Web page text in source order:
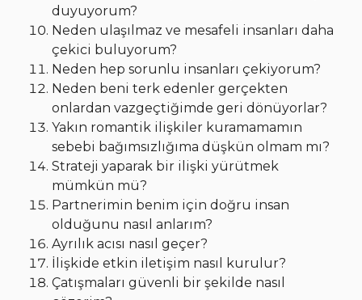
duyuyorum?
Neden ulaşılmaz ve mesafeli insanları daha
çekici buluyorum?
Neden hep sorunlu insanları çekiyorum?
Neden beni terk edenler gerçekten
onlardan vazgeçtiğimde geri dönüyorlar?
Yakın romantik ilişkiler kuramamamın
sebebi bağımsızlığıma düşkün olmam mı?
Strateji yaparak bir ilişki yürütmek
mümkün mü?
Partnerimin benim için doğru insan
olduğunu nasıl anlarım?
Ayrılık acısı nasıl geçer?
İlişkide etkin iletişim nasıl kurulur?
Çatışmaları güvenli bir şekilde nasıl